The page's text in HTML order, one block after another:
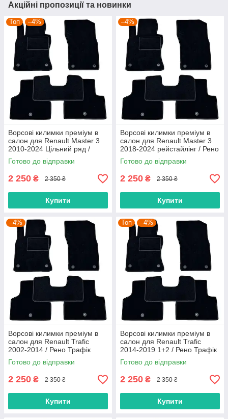
Акційні пропозиції та новинки
Топ –4%
Ворсові килимки преміум в
салон для Renault Master 3
2010-2024 Цільний ряд /
Рено Мастер 3 килимки
Готово до відправки
2 250 ₴ 2 350 ₴
Купити
–4%
Ворсові килимки преміум в
салон для Renault Master 3
2018-2024 рейстайлінг / Рено
Мастер 3 килимки
Готово до відправки
2 250 ₴ 2 350 ₴
Купити
–4%
Ворсові килимки преміум в
салон для Renault Trafic
2002-2014 / Рено Трафік
килимки
Готово до відправки
2 250 ₴ 2 350 ₴
Купити
Топ –4%
Ворсові килимки преміум в
салон для Renault Trafic
2014-2019 1+2 / Рено Трафік
килимки
Готово до відправки
2 250 ₴ 2 350 ₴
Купити